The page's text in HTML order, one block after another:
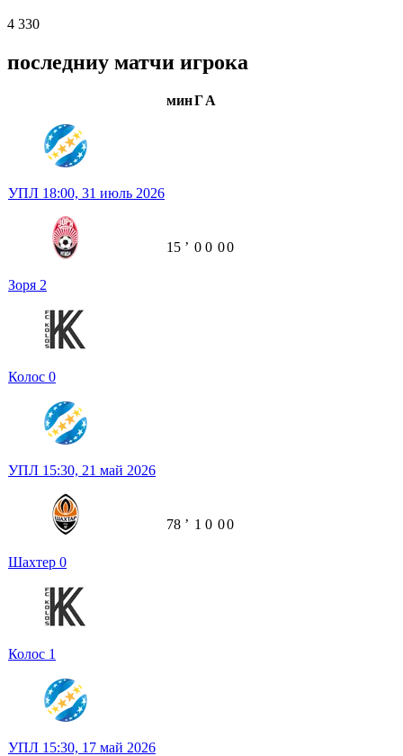
4 330
последниу матчи игрока
минГА
УПЛ 18:00, 31 июль 2026
Зоря 2
Колос 0
15 ʼ 0 0 00
УПЛ 15:30, 21 май 2026
Шахтер 0
Колос 1
78 ʼ 1 0 00
УПЛ 15:30, 17 май 2026